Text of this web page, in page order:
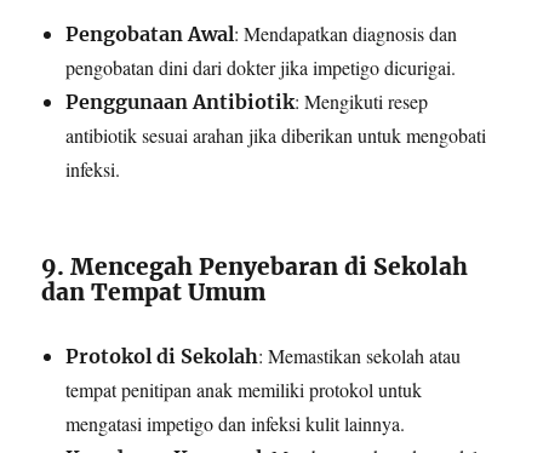
Pengobatan Awal: Mendapatkan diagnosis dan
pengobatan dini dari dokter jika impetigo dicurigai.
Penggunaan Antibiotik: Mengikuti resep
antibiotik sesuai arahan jika diberikan untuk mengobati
infeksi.
9. Mencegah Penyebaran di Sekolah
dan Tempat Umum
Protokol di Sekolah: Memastikan sekolah atau
tempat penitipan anak memiliki protokol untuk
mengatasi impetigo dan infeksi kulit lainnya.